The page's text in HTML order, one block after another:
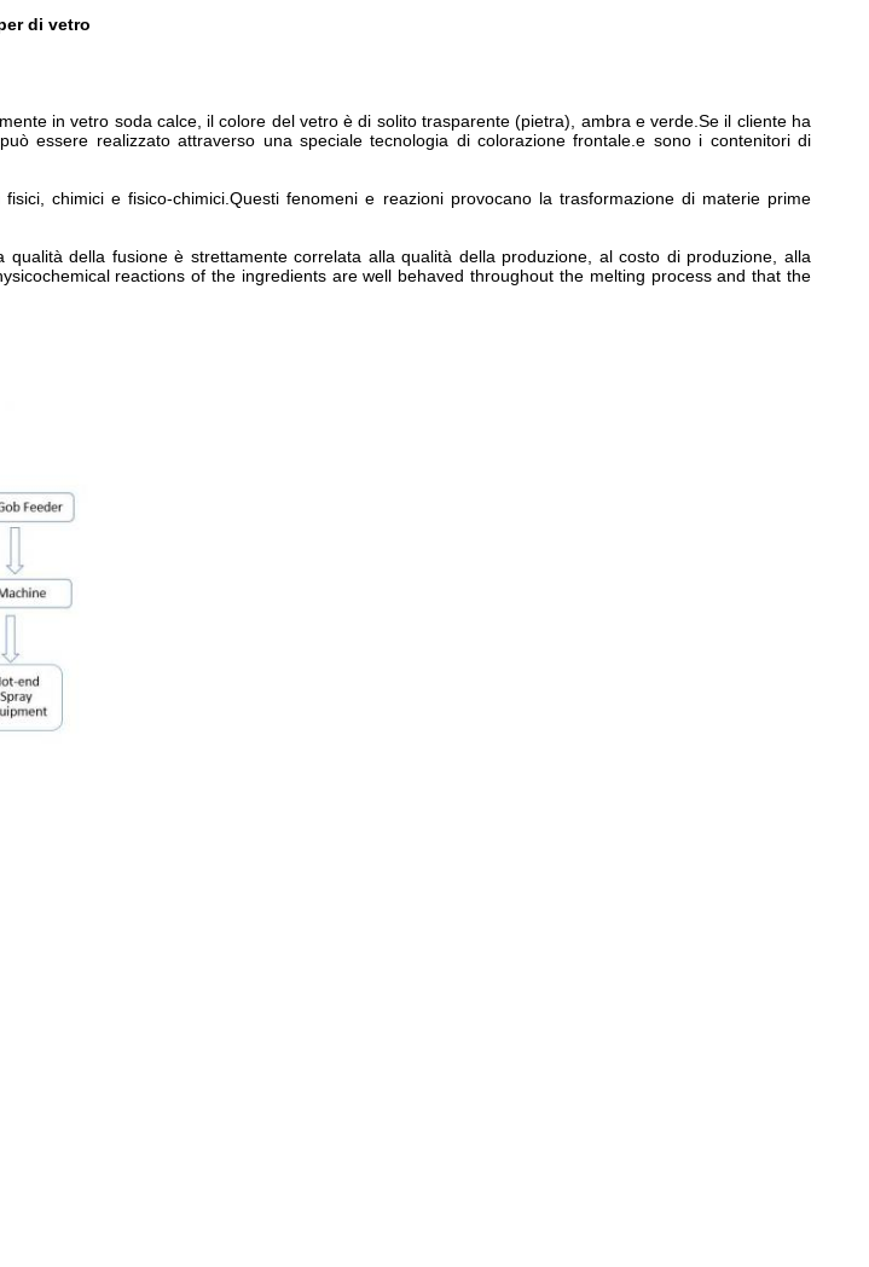
di vetro
in vetro soda calce, il colore del vetro è di solito trasparente (pietra), ambra e verde.Se il cliente ha
essere realizzato attraverso una speciale tecnologia di colorazione frontale.e sono i contenitori di
chimici e fisico-chimici.Questi fenomeni e reazioni provocano la trasformazione di materie prime
della fusione è strettamente correlata alla qualità della produzione, al costo di produzione, alla
reactions of the ingredients are well behaved throughout the melting process and that the